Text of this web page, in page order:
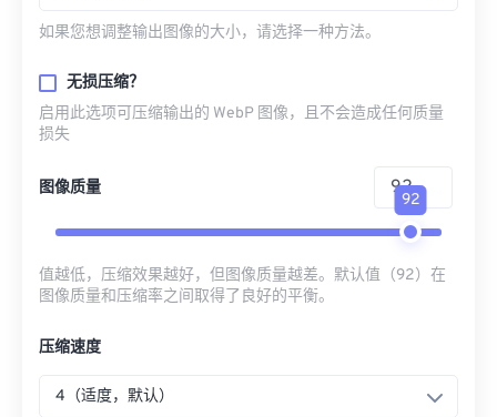
如果您想调整输出图像的大小，请选择一种方法。
无损压缩？
启用此选项可压缩输出的 WebP 图像，且不会造成任何质量
损失
图像质量
92
值越低，压缩效果越好，但图像质量越差。默认值（92）在
图像质量和压缩率之间取得了良好的平衡。
压缩速度
4（适度，默认）